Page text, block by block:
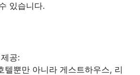
있습니다.
공:
텔뿐만 아니라 게스트하우스, 리